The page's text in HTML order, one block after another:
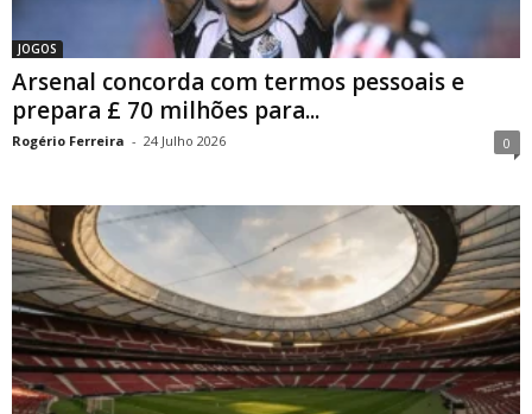
JOGOS
Arsenal concorda com termos pessoais e
prepara £ 70 milhões para...
Rogério Ferreira - 24 Julho 2026 0